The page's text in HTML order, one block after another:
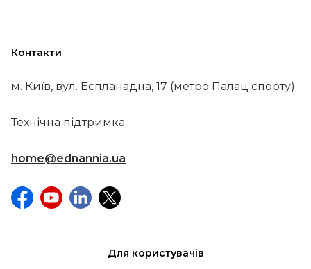
Контакти
м. Київ, вул. Еспланадна, 17 (метро Палац спорту)
Технічна підтримка:
home@ednannia.ua
Для користувачів